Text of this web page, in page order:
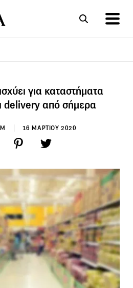
για καταστήματα
delivery από σήμερα
16 ΜΑΡΤΙΟΥ 2020